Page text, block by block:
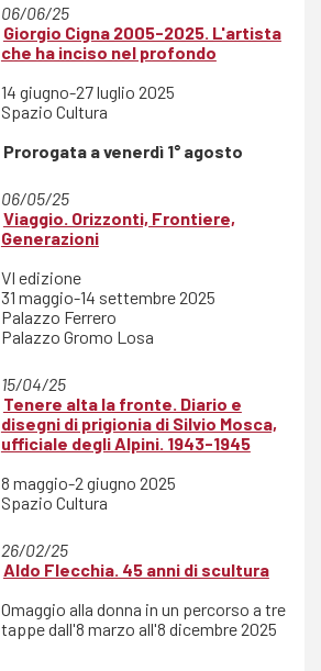
06/06/25
Giorgio Cigna 2005-2025. L'artista
che ha inciso nel profondo
14 giugno-27 luglio 2025
Spazio Cultura
Prorogata a venerdì 1° agosto
06/05/25
Viaggio. Orizzonti, Frontiere,
Generazioni
VI edizione
31 maggio-14 settembre 2025
Palazzo Ferrero
Palazzo Gromo Losa
15/04/25
Tenere alta la fronte. Diario e
disegni di prigionia di Silvio Mosca,
ufficiale degli Alpini. 1943-1945
8 maggio-2 giugno 2025
Spazio Cultura
26/02/25
Aldo Flecchia. 45 anni di scultura
Omaggio alla donna in un percorso a tre
tappe dall'8 marzo all'8 dicembre 2025